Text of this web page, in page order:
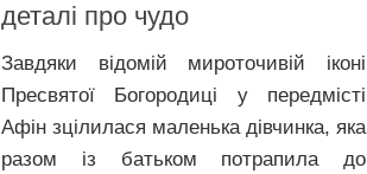
деталі про чудо
Завдяки відомій мироточивій іконі
Пресвятої Богородиці у передмісті
Афін зцілилася маленька дівчинка, яка
разом із батьком потрапила до